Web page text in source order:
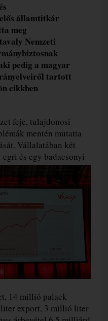
államtitkár
meg
Nemzeti
pedig a magyar
tartott
cikkben
feje, tulajdonosi
mentén mutatta
Vállalatában két
és egy badacsonyi
14 millió palack
export, 3 millió liter